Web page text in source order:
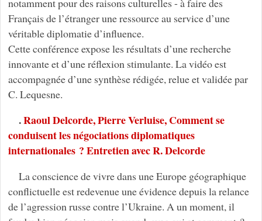
notamment pour des raisons culturelles - à faire des
Français de l’étranger une ressource au service d’une
véritable diplomatie d’influence.
Cette conférence expose les résultats d’une recherche
innovante et d’une réflexion stimulante. La vidéo est
accompagnée d’une synthèse rédigée, relue et validée par
C. Lequesne.
.Raoul Delcorde, Pierre Verluise, Comment se
conduisent les négociations diplomatiques
internationales ? Entretien avec R. Delcorde
La conscience de vivre dans une Europe géographique
conflictuelle est redevenue une évidence depuis la relance
de l’agression russe contre l’Ukraine. A un moment, il